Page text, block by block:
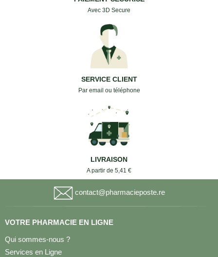
Avec 3D Secure
SERVICE CLIENT
Par email ou téléphone
LIVRAISON
A partir de 5,41 €
contact@pharmacieposte.re
VOTRE PHARMACIE EN LIGNE
Qui sommes-nous ?
Services en Ligne